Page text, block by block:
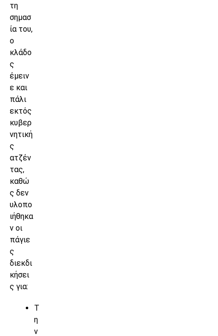
τη
σημασ
ία του,
ο
κλάδο
ς
έμειν
ε και
πάλι
εκτός
κυβερ
νητική
ς
ατζέν
τας,
καθώ
ς δεν
υλοπο
ιήθηκα
ν οι
πάγιε
ς
διεκδι
κήσει
ς για:
Τ
η
ν